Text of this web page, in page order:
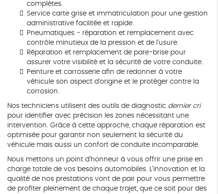
complètes.
Service carte grise et immatriculation pour une gestion
administrative facilitée et rapide.
Pneumatiques - réparation et remplacement avec
contrôle minutieux de la pression et de l'usure.
Réparation et remplacement de pare-brise pour
assurer votre visibilité et la sécurité de votre conduite.
Peinture et carrosserie afin de redonner à votre
véhicule son aspect d'origine et le protéger contre la
corrosion.
Nos techniciens utilisent des outils de diagnostic dernier cri
pour identifier avec précision les zones nécessitant une
intervention. Grâce à cette approche, chaque réparation est
optimisée pour garantir non seulement la sécurité du
véhicule mais aussi un confort de conduite incomparable.
Nous mettons un point d'honneur à vous offrir une prise en
charge totale de vos besoins automobiles. L'innovation et la
qualité de nos prestations vont de pair pour vous permettre
de profiter pleinement de chaque trajet, que ce soit pour des